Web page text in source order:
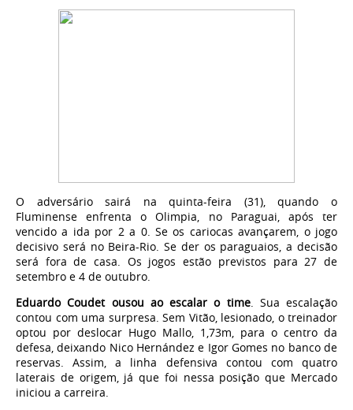
O adversário sairá na quinta-feira (31), quando o
Fluminense enfrenta o Olimpia, no Paraguai, após ter
vencido a ida por 2 a 0. Se os cariocas avançarem, o jogo
decisivo será no Beira-Rio. Se der os paraguaios, a decisão
será fora de casa. Os jogos estão previstos para 27 de
setembro e 4 de outubro.
Eduardo Coudet ousou ao escalar o time. Sua escalação
contou com uma surpresa. Sem Vitão, lesionado, o treinador
optou por deslocar Hugo Mallo, 1,73m, para o centro da
defesa, deixando Nico Hernández e Igor Gomes no banco de
reservas. Assim, a linha defensiva contou com quatro
laterais de origem, já que foi nessa posição que Mercado
iniciou a carreira.